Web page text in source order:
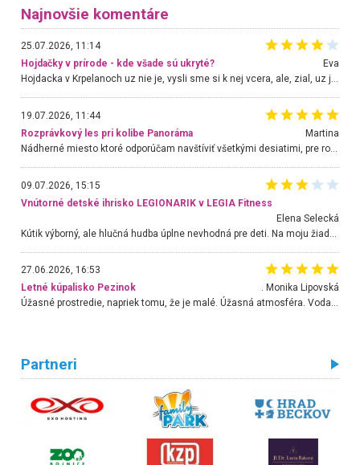
Najnovšie komentáre
25.07.2026, 11:14
Hojdačky v prírode - kde všade sú ukryté?
Eva
Hojdacka v Krpelanoch uz nie je, vysli sme si k nej vcera, ale, zial, uz je znicena. Ak sem planujete cestu len kvoli hojdacke, mozete si ju usetrit. Krasny vyhlad je tu vsak aj bez hojdacky :-)
19.07.2026, 11:44
Rozprávkový les pri kolibe Panoráma
Martina
Nádherné miesto ktoré odporúčam navštíviť všetkými desiatimi, pre rodiny s deťmi, dôchodcom... Proste a jednoducho ozaj rozprávkový les.. určite ešte prídeme. Odniesli sme si na pamiatku krásne tričká,
09.07.2026, 15:15
Vnútorné detské ihrisko LEGIONARIK v LEGIA Fitness
Elena Selecká
27.06.2026, 16:53
Letné kúpalisko Pezinok
. Monika Lipovská
Úžasné prostredie, napriek tomu, že je malé. Úžasná atmosféra. Voda fantastická a nádherná. Ľudí je pomerne veľa, ale su mili a ohľaduplní. Je veľmi zaujímavé sledovať, ako dokážu spolu športovať cudzí ľudia a bez ohľadu na vek. Vládne tu pohoda. Vnuka neviem dostať z vody. Ďakujem za krásny deň . Urcite sa sem vrátim. Jediný problém je s parkovaním, ale aj ten sa mi podarilo vyriešiť. Monika Bratislava
Partneri